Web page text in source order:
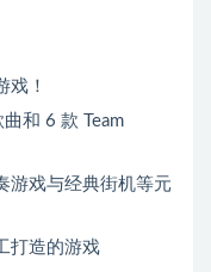
戏！
和 6 款 Team
游戏与经典街机等元
打造的游戏